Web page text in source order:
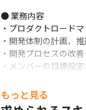
● 業務内容
・プロダクトロード
・開発体制の計画、
・開発プロセスの改
・メンバーの目標設
・エンジニアチーム
もっと見る